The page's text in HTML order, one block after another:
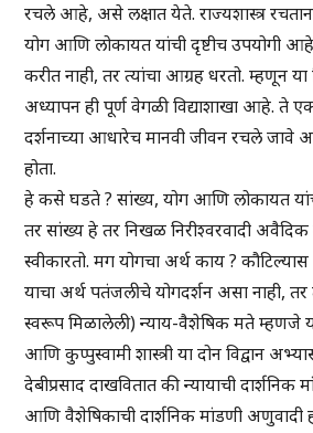
रचले आहे, असे लक्षात येते. राज्यशास्त्र
योग आणि लोकायत यांची दृष्टीच उपयोगी
करीत नाही, तर त्यांचा आग्रह धरतो. म्हणून
अध्यापन ही पूर्ण वेगळी विद्याशाखा आहे. ते
दर्शनाच्या आधारेच मानवी जीवन रचले जावे
होता.
हे कसे घडते ? सांख्य, योग आणि लोकायत
तर सांख्य हे तर निखळ निरीश्वरवादी अवैदिक
स्वीकारतो. मग योगचा अर्थ काय ?
याचा अर्थ पतंजलीचे योगदर्शन असा नाही,
स्वरूप मिळालेली) न्याय-वैशेषिक मते
आणि कुप्पुस्वामी शास्त्री या दोन विद्वान
देबीप्रसाद दाखवितात की न्यायाची
आणि वैशेषिकाची दार्शनिक मांडणी अणुवादी